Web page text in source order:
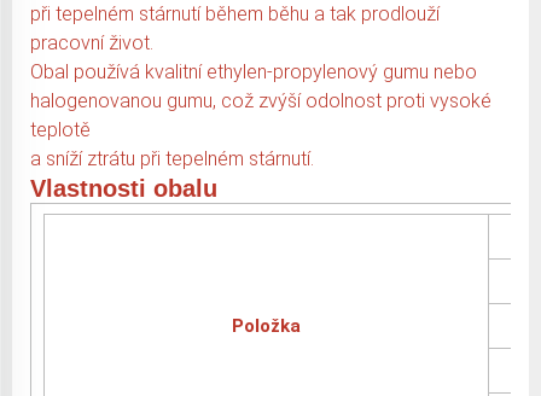
při tepelném stárnutí během běhu a tak prodlouží
pracovní život.
Obal používá kvalitní ethylen-propylenový gumu nebo
halogenovanou gumu, což zvýší odolnost proti vysoké
teplotě
a sníží ztrátu při tepelném stárnutí.
Vlastnosti obalu
Položka